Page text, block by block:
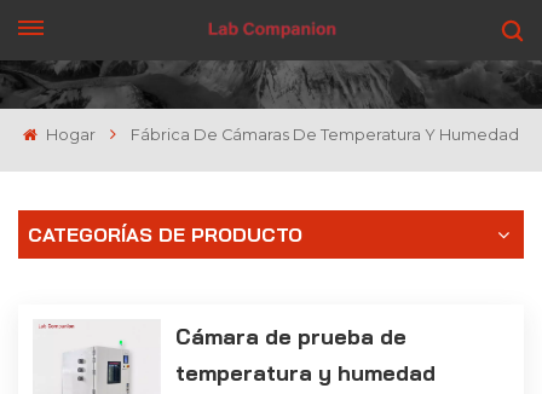
CONSIGUE UNA COTIZACIÓN
Hogar Fábrica De Cámaras De Temperatura Y Humedad
CATEGORÍAS DE PRODUCTO
Cámara de prueba de
temperatura y humedad